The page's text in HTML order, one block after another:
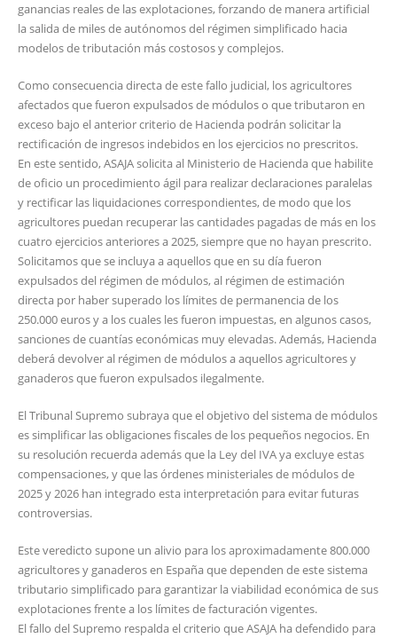
ganancias reales de las explotaciones, forzando de manera artificial
la salida de miles de autónomos del régimen simplificado hacia
modelos de tributación más costosos y complejos.
Como consecuencia directa de este fallo judicial, los agricultores
afectados que fueron expulsados de módulos o que tributaron en
exceso bajo el anterior criterio de Hacienda podrán solicitar la
rectificación de ingresos indebidos en los ejercicios no prescritos.
En este sentido, ASAJA solicita al Ministerio de Hacienda que habilite
de oficio un procedimiento ágil para realizar declaraciones paralelas
y rectificar las liquidaciones correspondientes, de modo que los
agricultores puedan recuperar las cantidades pagadas de más en los
cuatro ejercicios anteriores a 2025, siempre que no hayan prescrito.
Solicitamos que se incluya a aquellos que en su día fueron
expulsados del régimen de módulos, al régimen de estimación
directa por haber superado los límites de permanencia de los
250.000 euros y a los cuales les fueron impuestas, en algunos casos,
sanciones de cuantías económicas muy elevadas. Además, Hacienda
deberá devolver al régimen de módulos a aquellos agricultores y
ganaderos que fueron expulsados ilegalmente.
El Tribunal Supremo subraya que el objetivo del sistema de módulos
es simplificar las obligaciones fiscales de los pequeños negocios. En
su resolución recuerda además que la Ley del IVA ya excluye estas
compensaciones, y que las órdenes ministeriales de módulos de
2025 y 2026 han integrado esta interpretación para evitar futuras
controversias.
Este veredicto supone un alivio para los aproximadamente 800.000
agricultores y ganaderos en España que dependen de este sistema
tributario simplificado para garantizar la viabilidad económica de sus
explotaciones frente a los límites de facturación vigentes.
El fallo del Supremo respalda el criterio que ASAJA ha defendido para